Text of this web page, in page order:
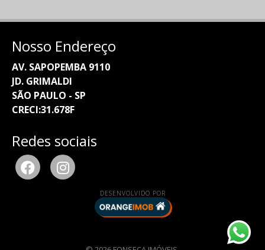
Nosso Endereço
AV. SAPOPEMBA 9110
JD. GRIMALDI
SÃO PAULO - SP
CRECI:31.678F
Redes sociais
DESENVOLVIDO POR